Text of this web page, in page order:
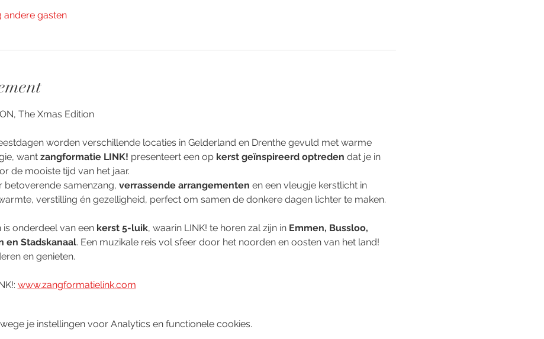
andere gasten
The Xmas Edition
worden verschillende locaties in Gelderland en Drenthe gevuld met warme
want zangformatie LINK! presenteert een op kerst geïnspireerd optreden dat je in
de mooiste tijd van het jaar.
betoverende samenzang, verrassende arrangementen en een vleugje kerstlicht in
verstilling én gezelligheid, perfect om samen de donkere dagen lichter te maken.
onderdeel van een kerst 5-luik, waarin LINK! te horen zal zijn in Emmen, Bussloo,
en Stadskanaal. Een muzikale reis vol sfeer door het noorden en oosten van het land!
en genieten.
www.zangformatielink.com
je instellingen voor Analytics en functionele cookies.